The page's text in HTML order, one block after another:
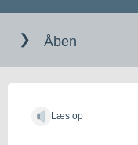
indholdet
Åben
Læs op